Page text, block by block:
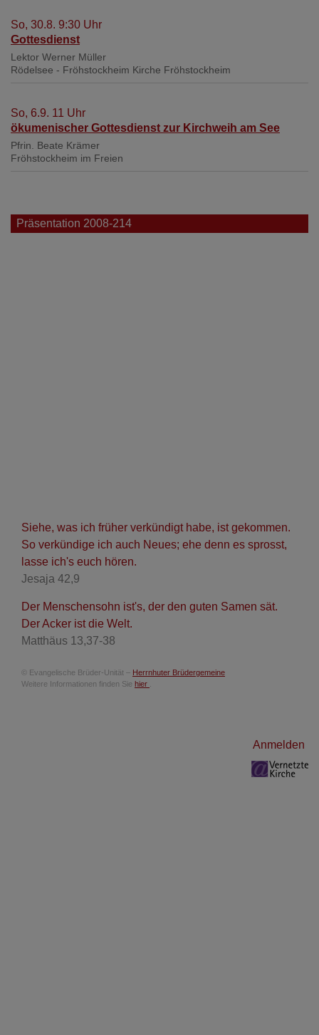
So, 30.8. 9:30 Uhr
Gottesdienst
Lektor Werner Müller
Rödelsee - Fröhstockheim Kirche Fröhstockheim
So, 6.9. 11 Uhr
ökumenischer Gottesdienst zur Kirchweih am See
Pfrin. Beate Krämer
Fröhstockheim im Freien
Präsentation 2008-214
Siehe, was ich früher verkündigt habe, ist gekommen.
So verkündige ich auch Neues; ehe denn es sprosst,
lasse ich's euch hören.
Jesaja 42,9
Der Menschensohn ist's, der den guten Samen sät.
Der Acker ist die Welt.
Matthäus 13,37-38
© Evangelische Brüder-Unität – Herrnhuter Brüdergemeine
Weitere Informationen finden Sie hier
Anmelden